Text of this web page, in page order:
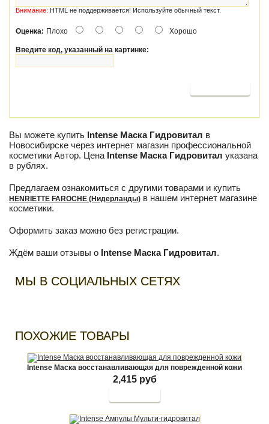
Внимание: HTML не поддерживается! Используйте обычный текст.
Оценка: Плохо Хорошо
Введите код, указанный на картинке:
Вы можете купить Intense Маска Гидровитал в
Новосибирске через интернет магазин профессиональной
косметики Автор. Цена Intense Маска Гидровитал указана
в рублях.
Предлагаем ознакомиться с другими товарами и купить
HENRIETTE FAROCHE (Нидерланды) в нашем интернет магазине
косметики.
Оформить заказ можно без регистрации.
Ждём ваши отзывы о Intense Маска Гидровитал.
МЫ В СОЦИАЛЬНЫХ СЕТЯХ
ПОХОЖИЕ ТОВАРЫ
Intense Маска восстанавливающая для поврежденной кожи
2,415 руб